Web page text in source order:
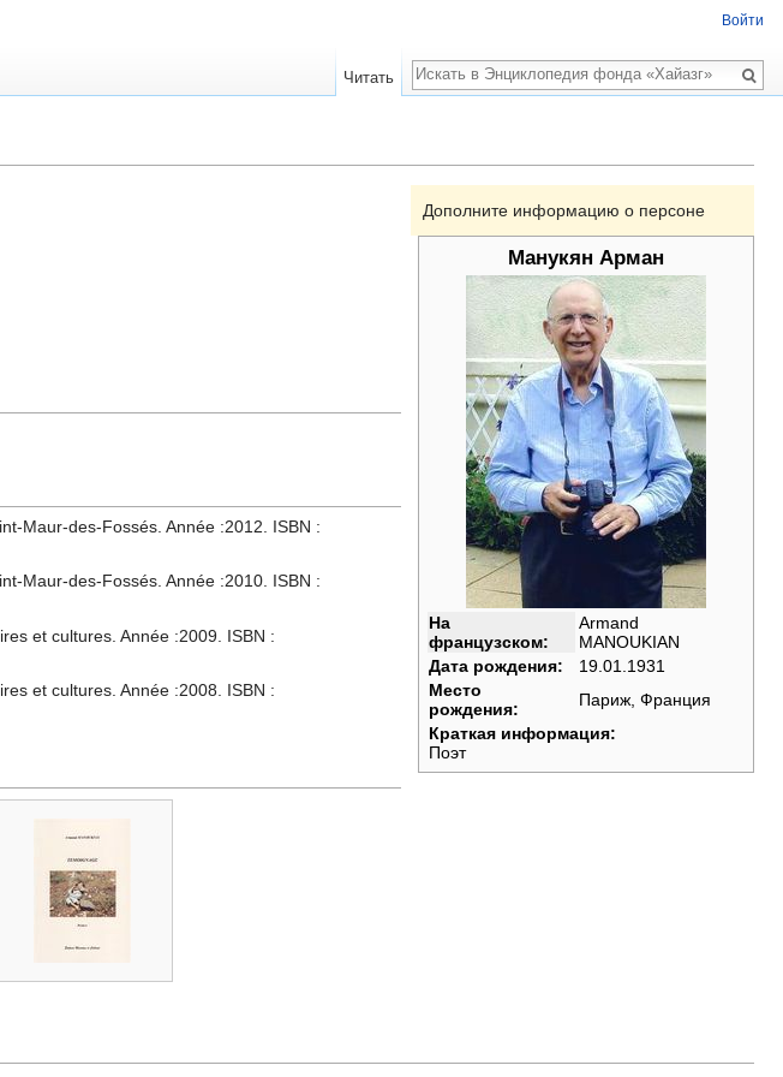
Дополните информацию о персоне
Манукян Арман
На
французском:
Armand
MANOUKIAN
Дата рождения:
19.01.1931
Место
рождения:
Париж, Франция
Краткая информация:
Поэт
Maur-des-Fossés. Année :2012. ISBN :
Maur-des-Fossés. Année :2010. ISBN :
et cultures. Année :2009. ISBN :
et cultures. Année :2008. ISBN :
Войти
Читать
Поиск